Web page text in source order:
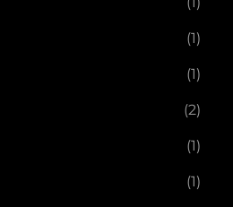
(1)
(1)
(2)
(1)
(1)